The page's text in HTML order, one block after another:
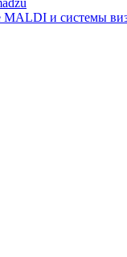
и системы